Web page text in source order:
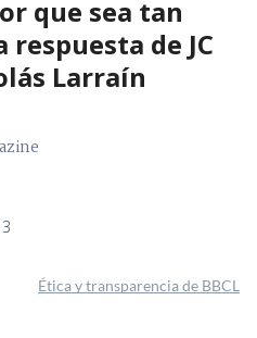
que sea tan
de JC
Larraín
Ética y transparencia de BBCL